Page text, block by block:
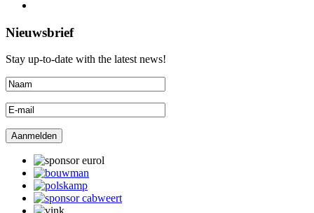
Nieuwsbrief
Stay up-to-date with the latest news!